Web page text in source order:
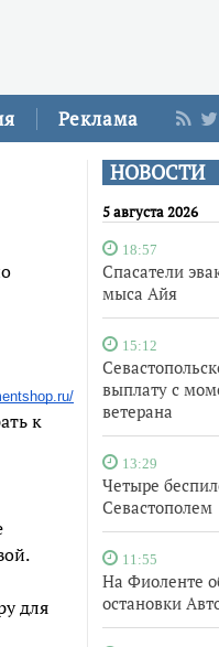
Реклама
НОВОСТИ
5 августа 2026
18:57
Спасатели
мыса Айя
15:12
выплату с
ветерана
13:29
Четыре
Севастополем
11:55
На Фиоленте
остановки
к
для